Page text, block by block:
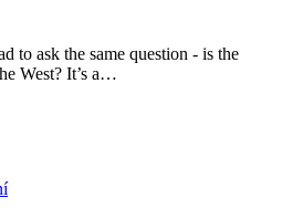
to ask the same question - is the
West? It’s a…